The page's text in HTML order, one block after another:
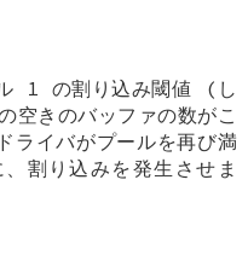
1 の割り込み閾値 (し
空きのバッファの数がこ
ライバがプールを再び満
割り込みを発生させま